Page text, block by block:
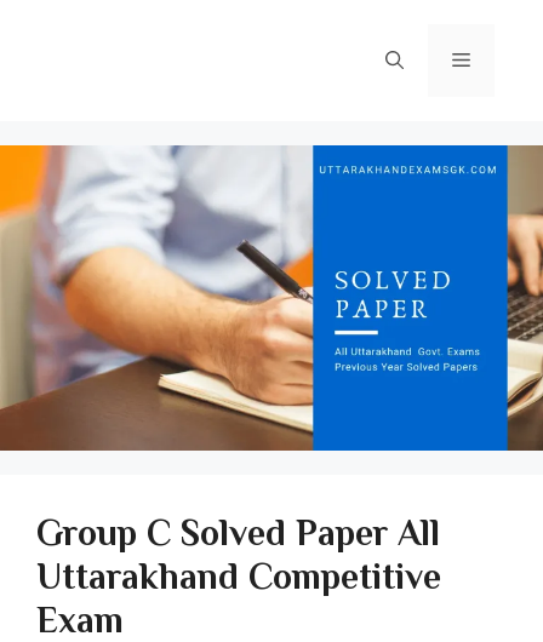
Menu
Group C Solved Paper All
Uttarakhand Competitive
Exam